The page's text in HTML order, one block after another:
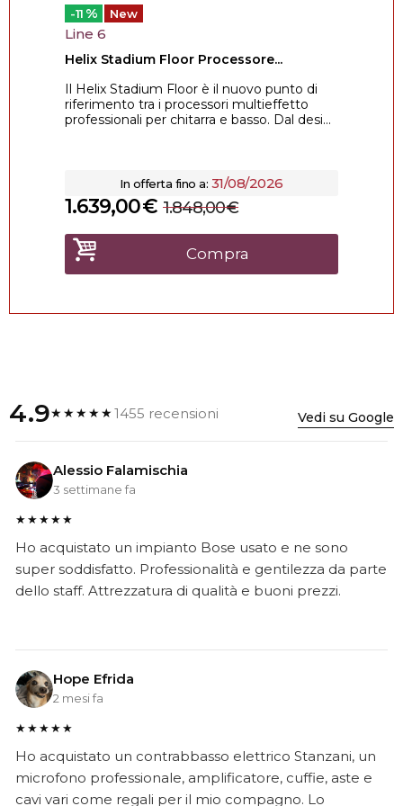
-11 % New
Line 6
Helix Stadium Floor Processore...
Il Helix Stadium Floor è il nuovo punto di
riferimento tra i processori multieffetto
professionali per chitarra e basso. Dal desi...
In offerta fino a: 31/08/2026
€
1.639,00 €
1.848,00
Compra
4.9★★★★★1455 recensioni Vedi su Google
Alessio Falamischia
3 settimane fa
★★★★★
Ho acquistato un impianto Bose usato e ne sono
super soddisfatto. Professionalità e gentilezza da parte
dello staff. Attrezzatura di qualità e buoni prezzi.
Hope Efrida
2 mesi fa
★★★★★
Ho acquistato un contrabbasso elettrico Stanzani, un
microfono professionale, amplificatore, cuffie, aste e
cavi vari come regali per il mio compagno. Lo